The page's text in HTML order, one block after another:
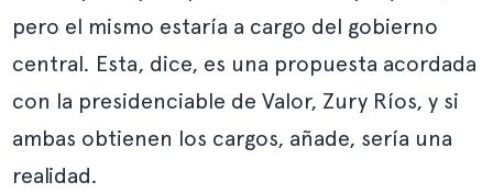
pero el mismo estaría a cargo del gobierno
central. Esta, dice, es una propuesta acordada
con la presidenciable de Valor, Zury Ríos, y si
ambas obtienen los cargos, añade, sería una
realidad.